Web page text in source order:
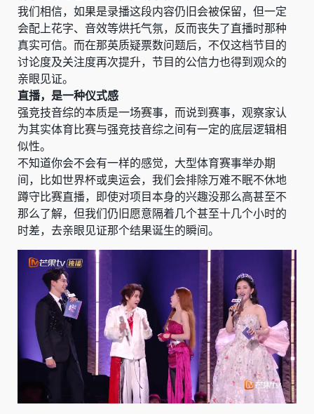
我们相信，如果是录播这段内容仍旧会被保留，但一定
会配上花字、音效等烘托气氛，反而丧失了直播时那种
真实可信。而在那英质疑票数问题后，不仅这档节目的
讨论度及关注度再次提升，节目的公信力也得到观众的
亲眼见证。
直播，是一种仪式感
强竞技音综的本质是一场赛事，而说到赛事，观察家认
为其实体育比赛与强竞技音综之间有一定的底层逻辑相
似性。
不知道你会不会有一样的感觉，大型体育赛事举办期
间，比如世界杯或奥运会，我们会排除万难不眠不休地
蹲守比赛直播，即使对项目本身的兴趣没那么高甚至不
那么了解，但我们仍旧愿意隔着几个甚至十几个小时的
时差，去亲眼见证那个结果诞生的瞬间。